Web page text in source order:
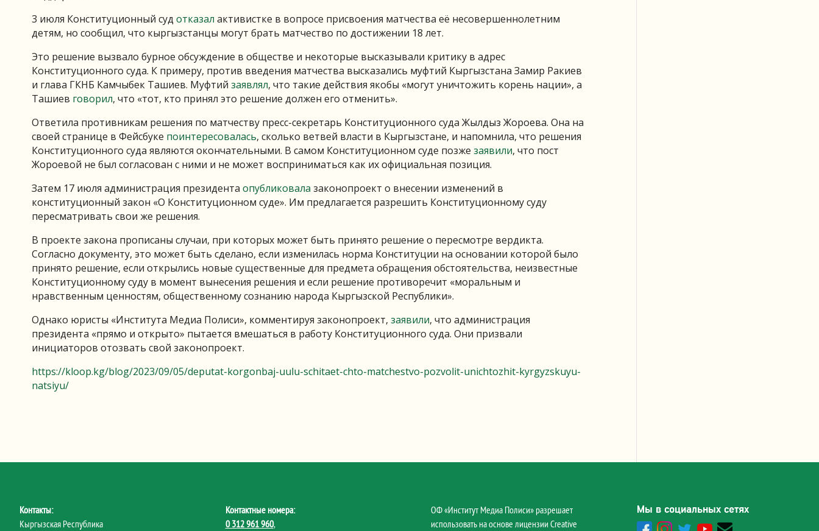
3 июля Конституционный суд отказал активистке в вопросе присвоения матчества её несовершеннолетним
детям, но сообщил, что кыргызстанцы могут брать матчество по достижении 18 лет.
Это решение вызвало бурное обсуждение в обществе и некоторые высказывали критику в адрес
Конституционного суда. К примеру, против введения матчества высказались муфтий Кыргызстана Замир Ракиев
и глава ГКНБ Камчыбек Ташиев. Муфтий заявлял, что такие действия якобы «могут уничтожить корень нации», а
Ташиев говорил, что «тот, кто принял это решение должен его отменить».
Ответила противникам решения по матчеству пресс-секретарь Конституционного суда Жылдыз Жороева. Она на
своей странице в Фейсбуке поинтересовалась, сколько ветвей власти в Кыргызстане, и напомнила, что решения
Конституционного суда являются окончательными. В самом Конституционном суде позже заявили, что пост
Жороевой не был согласован с ними и не может восприниматься как их официальная позиция.
Затем 17 июля администрация президента опубликовала законопроект о внесении изменений в
конституционный закон «О Конституционном суде». Им предлагается разрешить Конституционному суду
пересматривать свои же решения.
В проекте закона прописаны случаи, при которых может быть принято решение о пересмотре вердикта.
Согласно документу, это может быть сделано, если изменилась норма Конституции на основании которой было
принято решение, если открылись новые существенные для предмета обращения обстоятельства, неизвестные
Конституционному суду в момент вынесения решения и если решение противоречит «моральным и
нравственным ценностям, общественному сознанию народа Кыргызской Республики».
Однако юристы «Института Медиа Полиси», комментируя законопроект, заявили, что администрация
президента «прямо и открыто» пытается вмешаться в работу Конституционного суда. Они призвали
инициаторов отозвать свой законопроект.
https://kloop.kg/blog/2023/09/05/deputat-korgonbaj-uulu-schitaet-chto-matchestvo-pozvolit-unichtozhit-kyrgyzskuyu-
natsiyu/
Контакты:
Кыргызская Республика
Контактные номера:
0 312 961 960,
ОФ «Институт Медиа Полиси» разрешает
использовать на основе лицензии Creative
Мы в социальных сетях